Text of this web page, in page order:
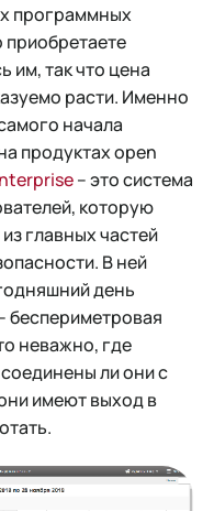
программных
им, так что цена
расти. Именно
начала
продуктах open
– это система
которую
главных частей
В ней
день
беспериметровая
неважно, где
ли они с
имеют выход в